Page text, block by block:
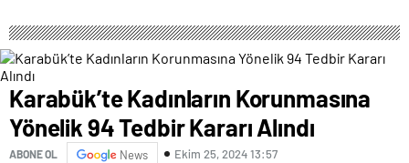
Karabük’te Kadınların Korunmasına
Yönelik 94 Tedbir Kararı Alındı
ABONE OL News Ekim 25, 2024 13:57